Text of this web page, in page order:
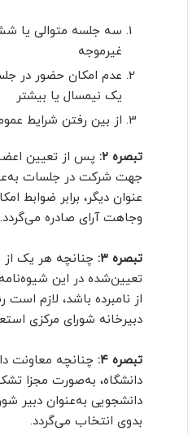
سه جلسه متوالی یا
غیرموجه
عدم امکان حضور در
یک نیمسال یا بیشتر
از بین رفتن شرایط
تبصره ۲: پس از تعیین
جهت شرکت در جلسات
عنوان دیگر، برابر ضوابط
وجاهت آرای صادره می‌گردد.
تبصره ۳:
چنانچه هر یک از
تعیین‌شده در این
از نامبرده باشد، لازم
دبیرخانه شورای مرکزی
تبصره ۴: چنانچه معاونت
دانشگاه، به‌صورت مجزا
دانشجویی به‌عنوان دبیر
بدوی انتخاب می‌گردد.